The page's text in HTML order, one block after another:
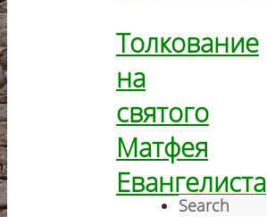
Толкование
на
святого
Матфея
Евангелиста
Search